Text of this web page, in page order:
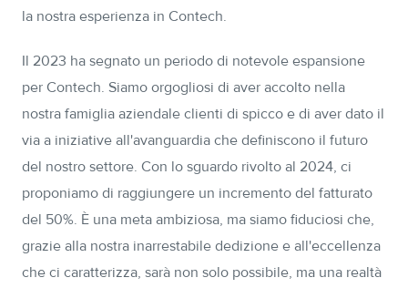
la nostra esperienza in Contech.
Il 2023 ha segnato un periodo di notevole espansione
per Contech. Siamo orgogliosi di aver accolto nella
nostra famiglia aziendale clienti di spicco e di aver dato il
via a iniziative all'avanguardia che definiscono il futuro
del nostro settore. Con lo sguardo rivolto al 2024, ci
proponiamo di raggiungere un incremento del fatturato
del 50%. È una meta ambiziosa, ma siamo fiduciosi che,
grazie alla nostra inarrestabile dedizione e all'eccellenza
che ci caratterizza, sarà non solo possibile, ma una realtà